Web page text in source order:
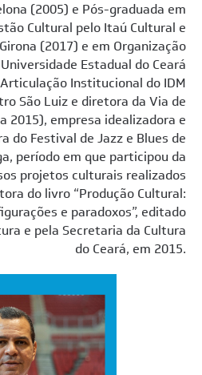
(2005) e Pós-graduada em
Cultural pelo Itaú Cultural e
(2017) e em Organização
Estadual do Ceará
Institucional do IDM
São Luiz e diretora da Via de
2015), empresa idealizadora e
do Festival de Jazz e Blues de
período em que participou da
projetos culturais realizados
do livro “Produção Cultural:
e paradoxos”, editado
e pela Secretaria da Cultura
do Ceará, em 2015.